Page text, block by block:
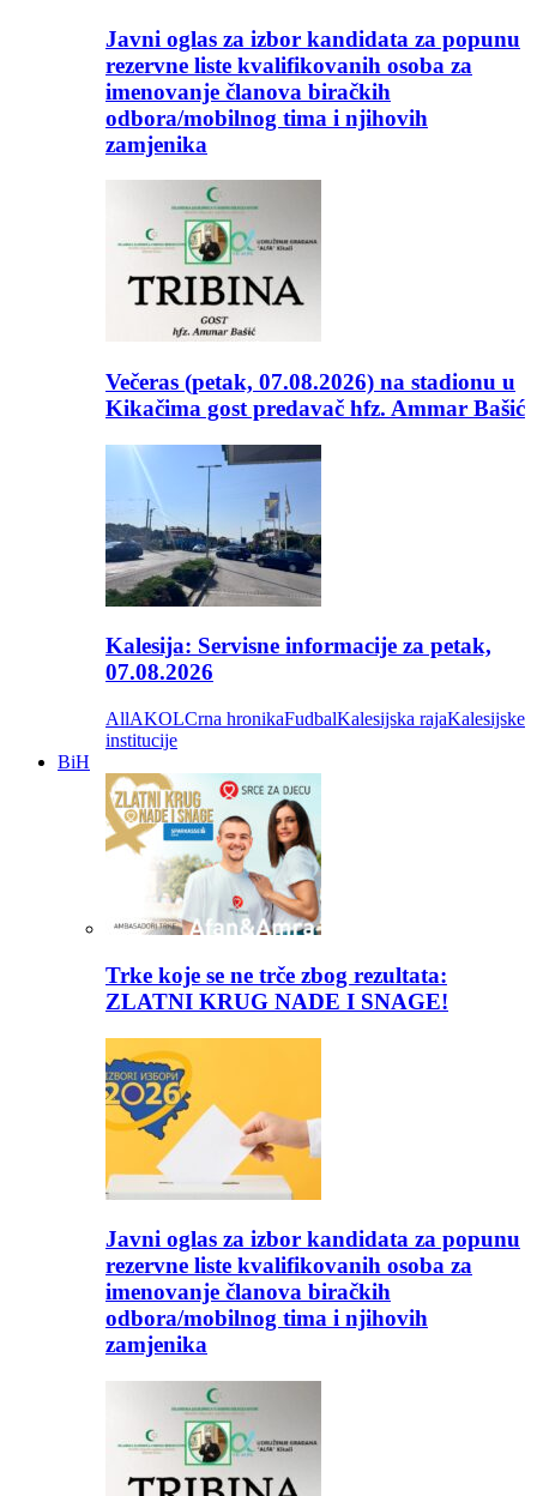
Javni oglas za izbor kandidata za popunu
rezervne liste kvalifikovanih osoba za
imenovanje članova biračkih
odbora/mobilnog tima i njihovih
zamjenika
Večeras (petak, 07.08.2026) na stadionu u
Kikačima gost predavač hfz. Ammar Bašić
Kalesija: Servisne informacije za petak,
07.08.2026
AllAKOLCrna hronikaFudbalKalesijska rajaKalesijske
institucije
BiH
Trke koje se ne trče zbog rezultata:
ZLATNI KRUG NADE I SNAGE!
Javni oglas za izbor kandidata za popunu
rezervne liste kvalifikovanih osoba za
imenovanje članova biračkih
odbora/mobilnog tima i njihovih
zamjenika